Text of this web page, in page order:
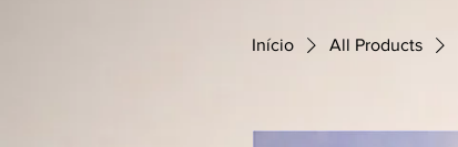
Início All Products